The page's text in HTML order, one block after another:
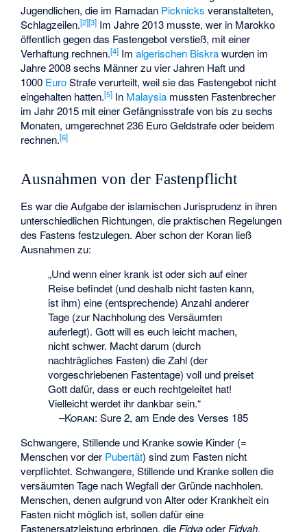
Jugendlichen, die im Ramadan Picknicks veranstalteten,
Schlagzeilen.[2][3] Im Jahre 2013 musste, wer in Marokko
öffentlich gegen das Fastengebot verstieß, mit einer
Verhaftung rechnen.[4] Imalgerischen Biskrawurden im
Jahre 2008 sechs Männer zu vier Jahren Haft und
1000 EuroStrafe verurteilt, weil sie das Fastengebot nicht
eingehalten hatten.[5] In Malaysia mussten Fastenbrecher
im Jahr 2015 mit einer Gefängnisstrafe von bis zu sechs
Monaten, umgerechnet 236 Euro Geldstrafe oder beidem
rechnen.[6]
Ausnahmen von der Fastenpflicht
Es war die Aufgabe der islamischen Jurisprudenz in ihren
unterschiedlichen Richtungen, die praktischen Regelungen
des Fastens festzulegen. Aber schon der Koran ließ
Ausnahmen zu:
„Und wenn einer krank ist oder sich auf einer
Reise befindet (und deshalb nicht fasten kann,
ist ihm) eine (entsprechende) Anzahl anderer
Tage (zur Nachholung des Versäumten
auferlegt). Gott will es euch leicht machen,
nicht schwer. Macht darum (durch
nachträgliches Fasten) die Zahl (der
vorgeschriebenen Fastentage) voll und preiset
Gott dafür, dass er euch rechtgeleitet hat!
Vielleicht werdet ihr dankbar sein.“
–Koran: Sure 2, am Ende des Verses 185
Schwangere, Stillende und Kranke sowie Kinder (=
Menschen vor der Pubertät) sind zum Fasten nicht
verpflichtet. Schwangere, Stillende und Kranke sollen die
versäumten Tage nach Wegfall der Gründe nachholen.
Menschen, denen aufgrund von Alter oder Krankheit ein
Fasten nicht möglich ist, sollen dafür eine
Fastenersatzleistung erbringen, dieFidyaoderFidyah.